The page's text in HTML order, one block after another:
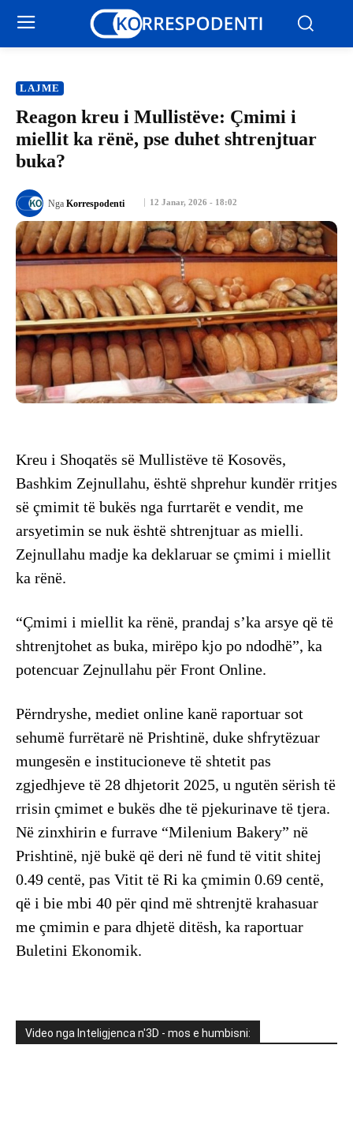
LAJME
Reagon kreu i Mullistëve: Çmimi i
miellit ka rënë, pse duhet shtrenjtuar
buka?
12 Janar, 2026 - 18:02
Nga Korrespodenti
Kreu i Shoqatës së Mullistëve të Kosovës,
Bashkim Zejnullahu, është shprehur kundër rritjes
së çmimit të bukës nga furrtarët e vendit, me
arsyetimin se nuk është shtrenjtuar as mielli.
Zejnullahu madje ka deklaruar se çmimi i miellit
ka rënë.
“Çmimi i miellit ka rënë, prandaj s’ka arsye që të
shtrenjtohet as buka, mirëpo kjo po ndodhë”, ka
potencuar Zejnullahu për Front Online.
Përndryshe, mediet online kanë raportuar sot
sehumë furrëtarë në Prishtinë, duke shfrytëzuar
mungesën e institucioneve të shtetit pas
zgjedhjeve të 28 dhjetorit 2025, u ngutën sërish të
rrisin çmimet e bukës dhe të pjekurinave të tjera.
Në zinxhirin e furrave “Milenium Bakery” në
Prishtinë, një bukë që deri në fund të vitit shitej
0.49 centë, pas Vitit të Ri ka çmimin 0.69 centë,
që i bie mbi 40 për qind më shtrenjtë krahasuar
me çmimin e para dhjetë ditësh, ka raportuar
Buletini Ekonomik.
Video nga Inteligjenca n'3D - mos e humbisni: